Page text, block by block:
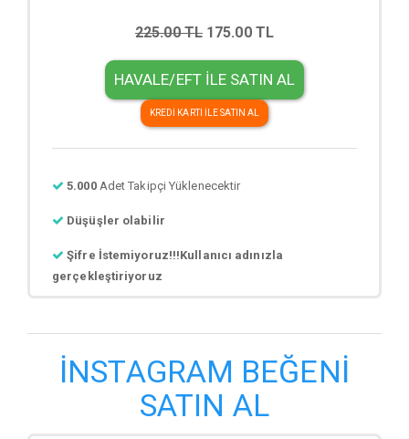
225.00 TL175.00 TL
HAVALE/EFT İLE SATIN AL
KREDİ KARTI İLE SATIN AL
5.000Adet Takipçi Yüklenecektir
Düşüşler olabilir
Şifre İstemiyoruz!!!Kullanıcı adınızla
gerçekleştiriyoruz
İNSTAGRAM BEĞENİ
SATIN AL